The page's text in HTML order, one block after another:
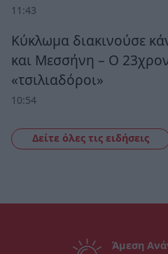
11:43
Κύκλωμα διακινούσε
και Μεσσήνη – Ο
«τσιλιαδόροι»
10:54
Δείτε όλες τις ειδήσεις
Άμεση